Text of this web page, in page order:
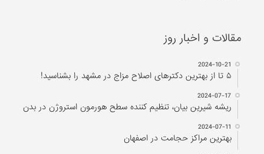
مقالات و اخبار روز
2024-10-21
۵ تا از بهترین دکتر‌های اصلاح مزاج در مشهد را بشناسید!
2024-07-17
ریشه شیرین بیان، تنظیم کننده سطح هورمون استروژن در بدن
2024-07-11
بهترین مراکز حجامت در اصفهان